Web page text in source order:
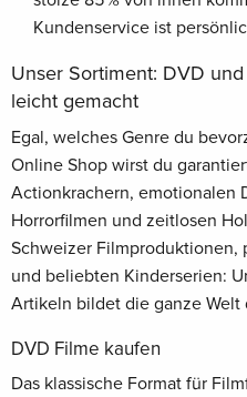
Kundenservice ist
Unser Sortiment: DVD
leicht gemacht
Egal, welches Genre du
Online Shop wirst du
Actionkrachern, emotionalen
Horrorfilmen und zeitlosen
Schweizer Filmproduktionen,
und beliebten Kinderserien:
Artikeln bildet die ganze Welt
DVD Filme kaufen
Das klassische Format für